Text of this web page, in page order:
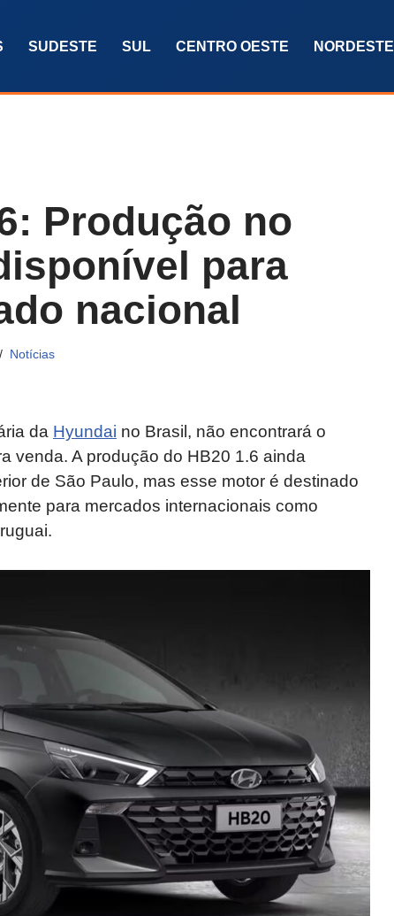
SUDESTE SUL CENTRO OESTE NORDESTE
Produção no
para
nacional
Notícias
da Hyundai no Brasil, não encontrará o
venda. A produção do HB20 1.6 ainda
de São Paulo, mas esse motor é destinado
para mercados internacionais como